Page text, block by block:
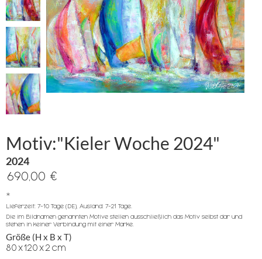
Motiv:"Kieler Woche 2024"
2024
690,00 €
*
Lieferzeit: 7-10 Tage (DE), Ausland: 7-21 Tage.
Die im Bildnamen genannten Motive stellen ausschließlich das Motiv selbst dar und
stehen in keiner Verbindung mit einer Marke.
Größe (H x B x T)
80x120x2 cm